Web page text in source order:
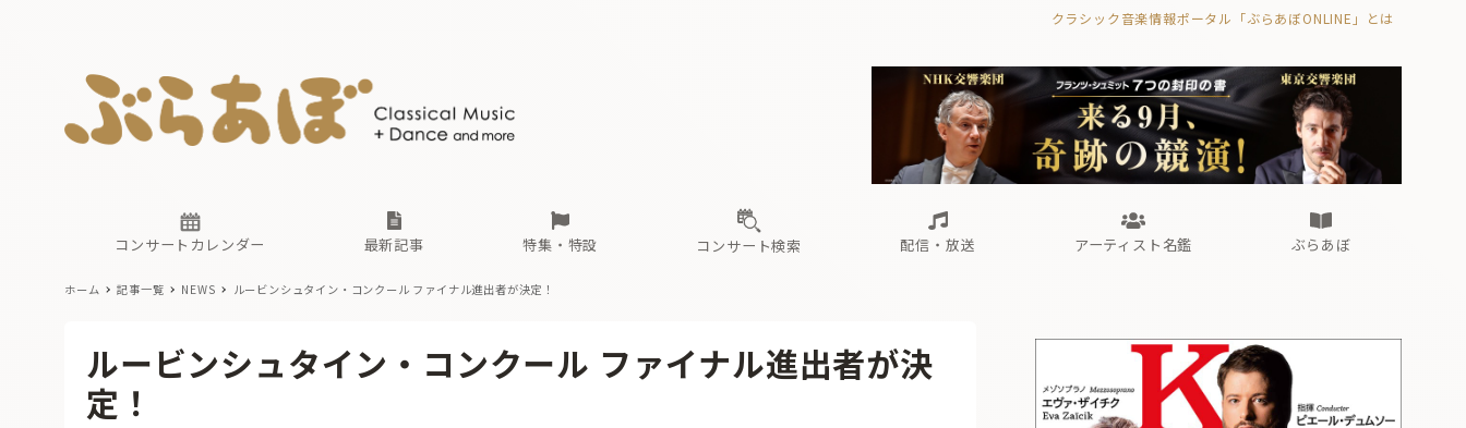
クラシック音楽情報ポータル「ぶらあぼONLINE」とは
コンサートカレンダー 最新記事
古楽とその先と オーケストラの楽屋から 海の向こうの音楽家 Aからの眺望 ぶらあぼブラス！
フォルテピアノ・オデッセイ
特集・特設
現場のプロが推す！間違いないオーケストラコンサート
過去の特集
コンサート検索 配信・放送
無料ライブ配信スケジュール 有料ライブ配信スケジュール
アーティスト名鑑
か た な ま や ら わ
ぶらあぼ
古楽とその先と Aからの眺望 ぶらあぼブラス！
フォルテピアノ・オデッセイ
無料ライブ配信スケジュール
あ か さ
ホーム 記事一覧 NEWS ルービンシュタイン・コンクール ファイナル進出者が決定！
ルービンシュタイン・コンクール ファイナル進出者が決
定！